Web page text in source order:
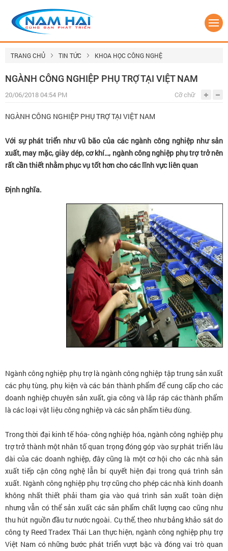
TRANG CHỦ TIN TỨC KHOA HỌC CÔNG NGHỆ
NGÀNH CÔNG NGHIỆP PHỤ TRỢ TẠI VIỆT NAM
20/06/2018 04:54 PM Cỡ chữ
NGÀNH CÔNG NGHIỆP PHỤ TRỢ TẠI VIỆT NAM
Với sự phát triển như vũ bão của các ngành công nghiệp như sản
xuất, may mặc, giày dép, cơ khí…, ngành công nghiệp phụ trợ trở nên
rất cần thiết nhằm phục vụ tốt hơn cho các lĩnh vực liên quan
Định nghĩa.
Ngành công nghiệp phụ trợ là ngành công nghiệp tập trung sản xuất
các phụ tùng, phụ kiện và các bán thành phẩm để cung cấp cho các
doanh nghiệp chuyên sản xuất, gia công và lắp ráp các thành phẩm
là các loại vật liệu công nghiệp và các sản phẩm tiêu dùng.
Trong thời đại kinh tế hóa- công nghiệp hóa, ngành công nghiệp phụ
trợ trở thành một nhân tố quan trọng đóng góp vào sự phát triển lâu
dài của các doanh nghiệp, đây cũng là một cơ hội cho các nhà sản
xuất tiếp cận công nghệ lẫn bí quyết hiện đại trong quá trình sản
xuất. Ngành công nghiệp phụ trợ cũng cho phép các nhà kinh doanh
không nhất thiết phải tham gia vào quá trình sản xuất toàn diện
nhưng vẫn có thể sản xuất các sản phẩm chất lượng cao cũng như
thu hút nguồn đầu tư nước ngoài. Cụ thể, theo như bảng khảo sát do
công ty Reed Tradex Thái Lan thực hiện, ngành công nghiệp phụ trợ
Việt Nam có những bước phát triển vượt bậc và đóng vai trò quan